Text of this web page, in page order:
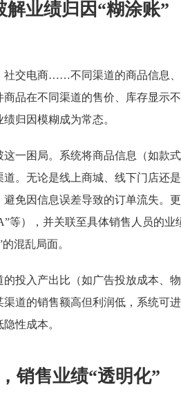
业绩归因“糊涂账”
社交电商……不同渠道的商品信息
品在不同渠道的售价、库存显示
归因模糊成为常态。
这一困局。系统将商品信息（如款
。无论是线上商城、线下门店还是
免因信息误差导致的订单流失。
等），并关联至具体销售人员的业
混乱局面。
的投入产出比（如广告投放成本、
道的销售额高但利润低，系统可
性成本。
销售业绩“透明化”